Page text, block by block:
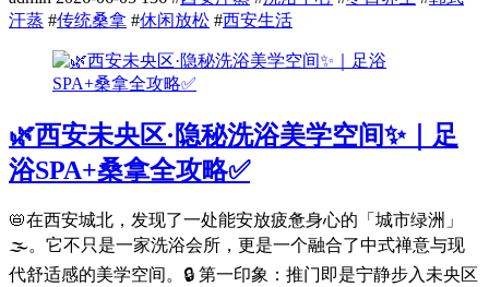
汗蒸 #传统桑拿 #休闲放松 #西安生活
🌿西安未央区·隐秘洗浴美学空间✨｜足
浴SPA+桑拿全攻略✅
📛在西安城北，发现了一处能安放疲惫身心的「城市绿洲」
🌫️。它不只是一家洗浴会所，更是一个融合了中式禅意与现
代舒适感的美学空间。🔒 第一印象：推门即是宁静步入未央区